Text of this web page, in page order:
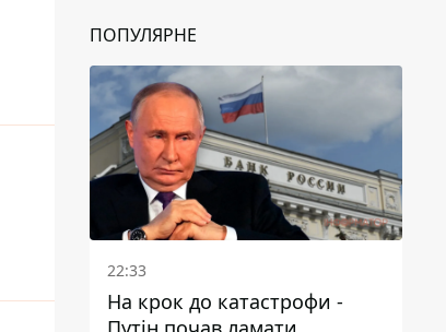
ПОПУЛЯРНЕ
22:33
На крок до катастрофи -